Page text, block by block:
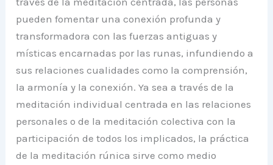
pueden fomentar una conexión profunda y
transformadora con las fuerzas antiguas y
místicas encarnadas por las runas, infundiendo a
sus relaciones cualidades como la comprensión,
la armonía y la conexión. Ya sea a través de la
meditación individual centrada en las relaciones
personales o de la meditación colectiva con la
participación de todos los implicados, la práctica
de la meditación rúnica sirve como medio